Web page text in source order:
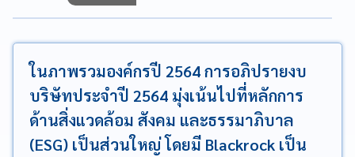
ในภาพรวมองค์กรปี 2564 การอภิปรายงบ
บริษัทประจำปี 2564 มุ่งเน้นไปที่หลักการ
ด้านสิ่งแวดล้อม สังคม และธรรมาภิบาล
(ESG) เป็นส่วนใหญ่ โดยมี Blackrock เป็น